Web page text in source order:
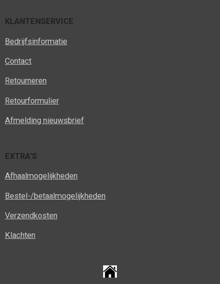
KLANTENSERVICE
Bedrijfsinformatie
Contact
Retourneren
Retourformulier
Afmelding nieuwsbrief
EXTRA'S
Afhaalmogelijkheden
Bestel-/betaalmogelijkheden
Verzendkosten
Klachten